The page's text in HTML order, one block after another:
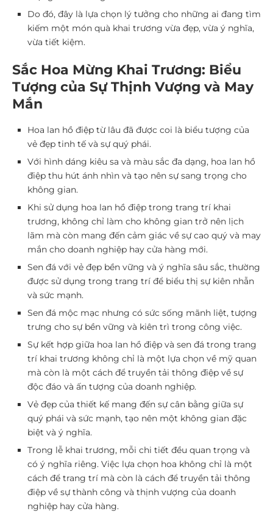
Do đó, đây là lựa chọn lý tưởng cho những ai đang tìm
kiếm một món quà khai trương vừa đẹp, vừa ý nghĩa,
vừa tiết kiệm.
Sắc Hoa Mừng Khai Trương: Biểu
Tượng của Sự Thịnh Vượng và May
Mắn
Hoa lan hồ điệp từ lâu đã được coi là biểu tượng của
vẻ đẹp tinh tế và sự quý phái.
Với hình dáng kiêu sa và màu sắc đa dạng, hoa lan hồ
điệp thu hút ánh nhìn và tạo nên sự sang trọng cho
không gian.
Khi sử dụng hoa lan hồ điệp trong trang trí khai
trương, không chỉ làm cho không gian trở nên lịch
lãm mà còn mang đến cảm giác về sự cao quý và may
mắn cho doanh nghiệp hay cửa hàng mới.
Sen đá với vẻ đẹp bền vững và ý nghĩa sâu sắc, thường
được sử dụng trong trang trí để biểu thị sự kiên nhẫn
và sức mạnh.
Sen đá mộc mạc nhưng có sức sống mãnh liệt, tượng
trưng cho sự bền vững và kiên trì trong công việc.
Sự kết hợp giữa hoa lan hồ điệp và sen đá trong trang
trí khai trương không chỉ là một lựa chọn về mỹ quan
mà còn là một cách để truyền tải thông điệp về sự
độc đáo và ấn tượng của doanh nghiệp.
Vẻ đẹp của thiết kế mang đến sự cân bằng giữa sự
quý phái và sức mạnh, tạo nên một không gian đặc
biệt và ý nghĩa.
Trong lễ khai trương, mỗi chi tiết đều quan trọng và
có ý nghĩa riêng. Việc lựa chọn hoa không chỉ là một
cách để trang trí mà còn là cách để truyền tải thông
điệp về sự thành công và thịnh vượng của doanh
nghiệp hay cửa hàng.